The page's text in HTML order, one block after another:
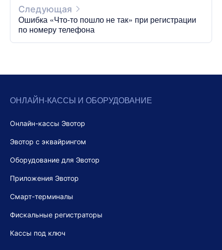
Следующая
Ошибка «Что-то пошло не так» при регистрации
по номеру телефона
ОНЛАЙН-КАССЫ И ОБОРУДОВАНИЕ
Онлайн-кассы Эвотор
Эвотор с эквайрингом
Оборудование для Эвотор
Приложения Эвотор
Смарт-терминалы
Фискальные регистраторы
Кассы под ключ